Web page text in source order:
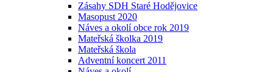
Zásahy SDH Staré Hodějovice
Masopust 2020
Náves a okolí obce rok 2019
Mateřská školka 2019
Mateřská škola
Adventní koncert 2011